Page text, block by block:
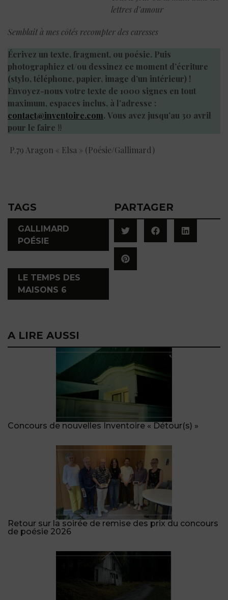
lettres d’amour
Semblait à mes côtés recompter des caresses
Écrivez un texte, fragment, ou poésie. Puis
photographiez et/ou dessinez ce moment d’écriture
(stylo, téléphone, papier, image d’un intérieur) !
Envoyez-nous votre texte de 1000 signes en tout
maximum, espaces inclus, à l’adresse :
contact@inventoire.com. Vous avez jusqu’au 30 avril
pour le faire !!
P.79 Aragon « Elsa » (Poésie/Gallimard)
TAGS
GALLIMARD
POÉSIE
LE TEMPS DES
MAISONS 6
PARTAGER
A LIRE AUSSI
Concours de nouvelles Inventoire « Détour(s) »
Retour sur la soirée de remise des prix du concours
de poésie 2026